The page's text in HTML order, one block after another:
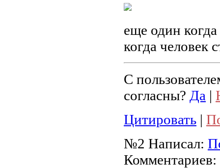
еще один
когда человек
С
согласны? Да |
Цитировать |
№2 Написал:
Комментариев: